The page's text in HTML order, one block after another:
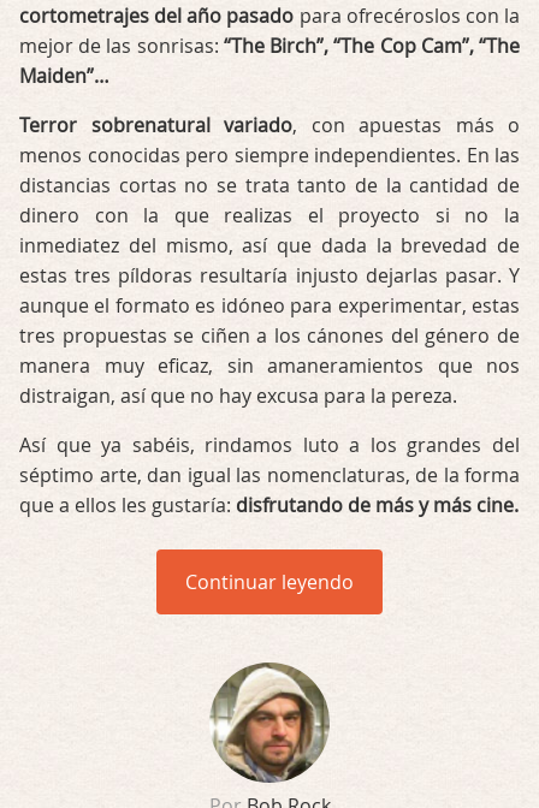
cortometrajes del año pasado para ofrecéroslos con la
mejor de las sonrisas: “The Birch”, “The Cop Cam”, “The
Maiden”…
Terror sobrenatural variado, con apuestas más o
menos conocidas pero siempre independientes. En las
distancias cortas no se trata tanto de la cantidad de
dinero con la que realizas el proyecto si no la
inmediatez del mismo, así que dada la brevedad de
estas tres píldoras resultaría injusto dejarlas pasar. Y
aunque el formato es idóneo para experimentar, estas
tres propuestas se ciñen a los cánones del género de
manera muy eficaz, sin amaneramientos que nos
distraigan, así que no hay excusa para la pereza.
Así que ya sabéis, rindamos luto a los grandes del
séptimo arte, dan igual las nomenclaturas, de la forma
que a ellos les gustaría: disfrutando de más y más cine.
Continuar leyendo